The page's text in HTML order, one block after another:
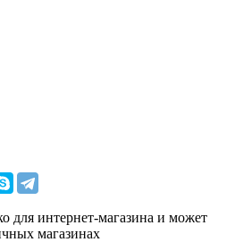
для интернет-магазина и может
магазинах